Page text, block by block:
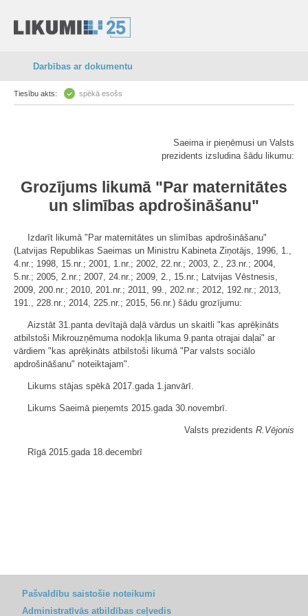
Darbības ar dokumentu
Tiesību akts: spēkā esošs
Saeima ir pieņēmusi un Valsts
prezidents izsludina šādu likumu:
Grozījums likumā "Par maternitātes
un slimības apdrošināšanu"
Izdarīt likumā "Par maternitātes un slimības apdrošināšanu"
(Latvijas Republikas Saeimas un Ministru Kabineta Ziņotājs, 1996, 1.,
4.nr.; 1998, 15.nr.; 2001, 1.nr.; 2002, 22.nr.; 2003, 2., 23.nr.; 2004,
5.nr.; 2005, 2.nr.; 2007, 24.nr.; 2009, 2., 15.nr.; Latvijas Vēstnesis,
2009, 200.nr.; 2010, 201.nr.; 2011, 99., 202.nr.; 2012, 192.nr.; 2013,
191., 228.nr.; 2014, 225.nr.; 2015, 56.nr.) šādu grozījumu:
Aizstāt 31.panta devītajā daļā vārdus un skaitli "kas aprēķināts
atbilstoši Mikrouzņēmuma nodokļa likuma 9.panta otrajai daļai" ar
vārdiem "kas aprēķināts atbilstoši likumā "Par valsts sociālo
apdrošināšanu" noteiktajam".
Likums stājas spēkā 2017.gada 1.janvārī.
Likums Saeimā pieņemts 2015.gada 30.novembrī.
Valsts prezidents R.Vējonis
Rīgā 2015.gada 18.decembrī
Pašvaldību saistošie noteikumi
Administratīvās atbildības ceļvedis